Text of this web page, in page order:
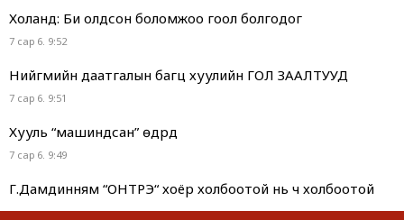
Холанд: Би олдсон боломжоо гоол болгодог
7 сар 6. 9:52
Нийгмийн даатгалын багц хуулийн ГОЛ ЗААЛТУУД
7 сар 6. 9:51
Хууль “машиндсан” өдрүүд
7 сар 6. 9:49
Г.Дамдинням “ОНТРЭ“ хоёр холбоотой нь ч холбоотой
юм...